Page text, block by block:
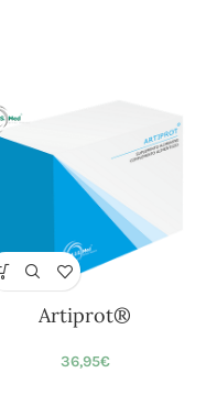
Artiprot®
36,95€